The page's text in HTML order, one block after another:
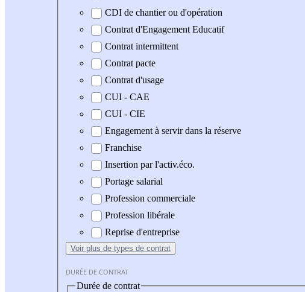
CDI de chantier ou d'opération
Contrat d'Engagement Educatif
Contrat intermittent
Contrat pacte
Contrat d'usage
CUI - CAE
CUI - CIE
Engagement à servir dans la réserve
Franchise
Insertion par l'activ.éco.
Portage salarial
Profession commerciale
Profession libérale
Reprise d'entreprise
Voir plus de types de contrat
DURÉE DE CONTRAT
Durée de contrat